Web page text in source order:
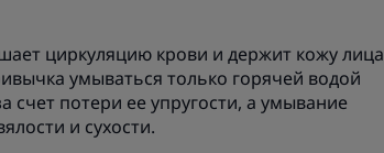
циркуляцию крови и держит кожу лица
умываться только горячей водой
потери ее упругости, а умывание
и сухости.